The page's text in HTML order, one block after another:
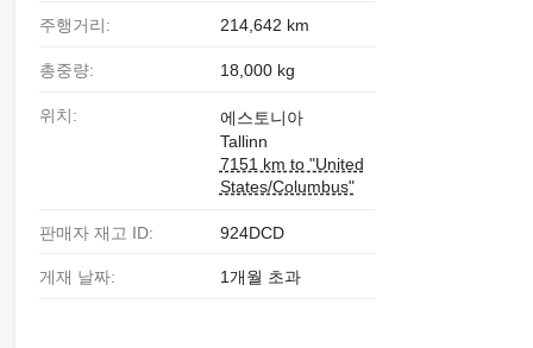
주행거리: 214,642 km
총중량: 18,000 kg
위치:
에스토니아
Tallinn
7151 km to "United
States/Columbus"
판매자 재고 ID: 924DCD
게재 날짜: 1개월 초과